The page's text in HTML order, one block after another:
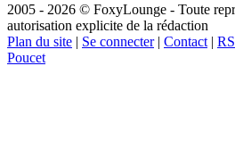
2005 - 2026 © FoxyLounge - Toute
autorisation explicite de la rédaction
Plan du site | Se connecter| Contact |
Poucet